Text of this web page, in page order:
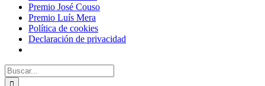
Premio José Couso
Premio Luís Mera
Política de cookies
Declaración de privacidad
Buscar: